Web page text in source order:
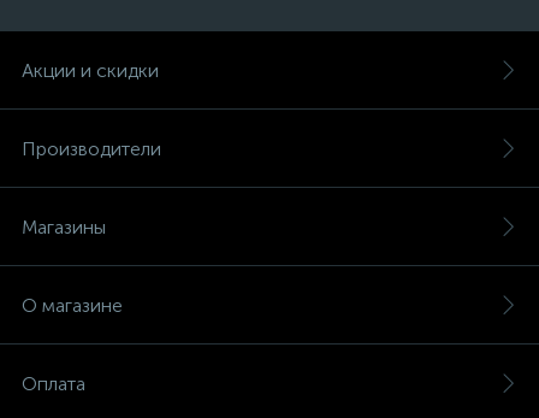
Акции и скидки
Производители
Магазины
О магазине
Оплата